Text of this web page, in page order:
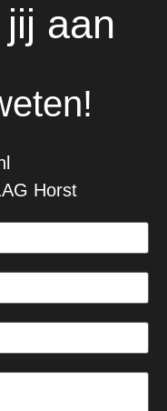
aan
Horst